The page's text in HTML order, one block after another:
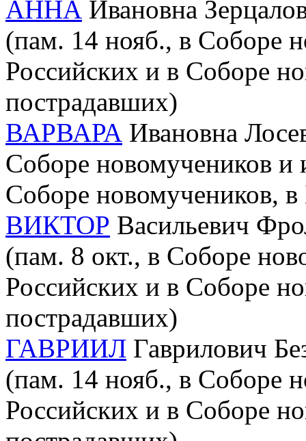
АННА Ивановна
(пам. 14 нояб., в Соборе
Российских и в Соборе
пострадавших)
ВАРВАРА Ивановна
Соборе новомучеников и
Соборе новомучеников,
ВИКТОР Васильевич
(пам. 8 окт., в Соборе
Российских и в Соборе
пострадавших)
ГАВРИИЛ Гаврилович
(пам. 14 нояб., в Соборе
Российских и в Соборе